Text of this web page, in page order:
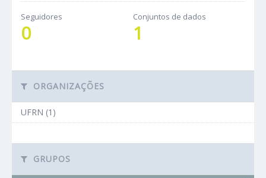
Seguidores
0
Conjuntos de dados
1
ORGANIZAÇÕES
UFRN (1)
GRUPOS